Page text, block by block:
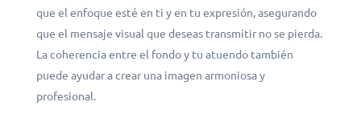
que el enfoque esté en ti y en tu expresión, asegurando
que el mensaje visual que deseas transmitir no se pierda.
La coherencia entre el fondo y tu atuendo también
puede ayudar a crear una imagen armoniosa y
profesional.